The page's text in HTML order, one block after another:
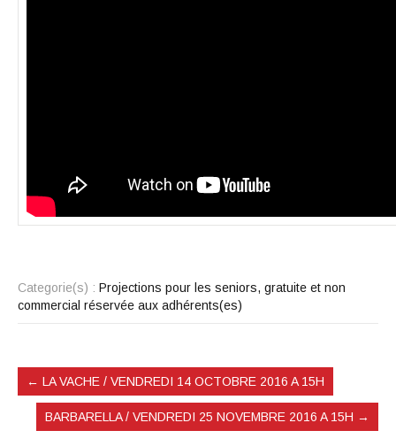
Categorie(s) : Projections pour les seniors, gratuite et non
commercial réservée aux adhérents(es)
← LA VACHE / VENDREDI 14 OCTOBRE 2016 A 15H
BARBARELLA / VENDREDI 25 NOVEMBRE 2016 A 15H →